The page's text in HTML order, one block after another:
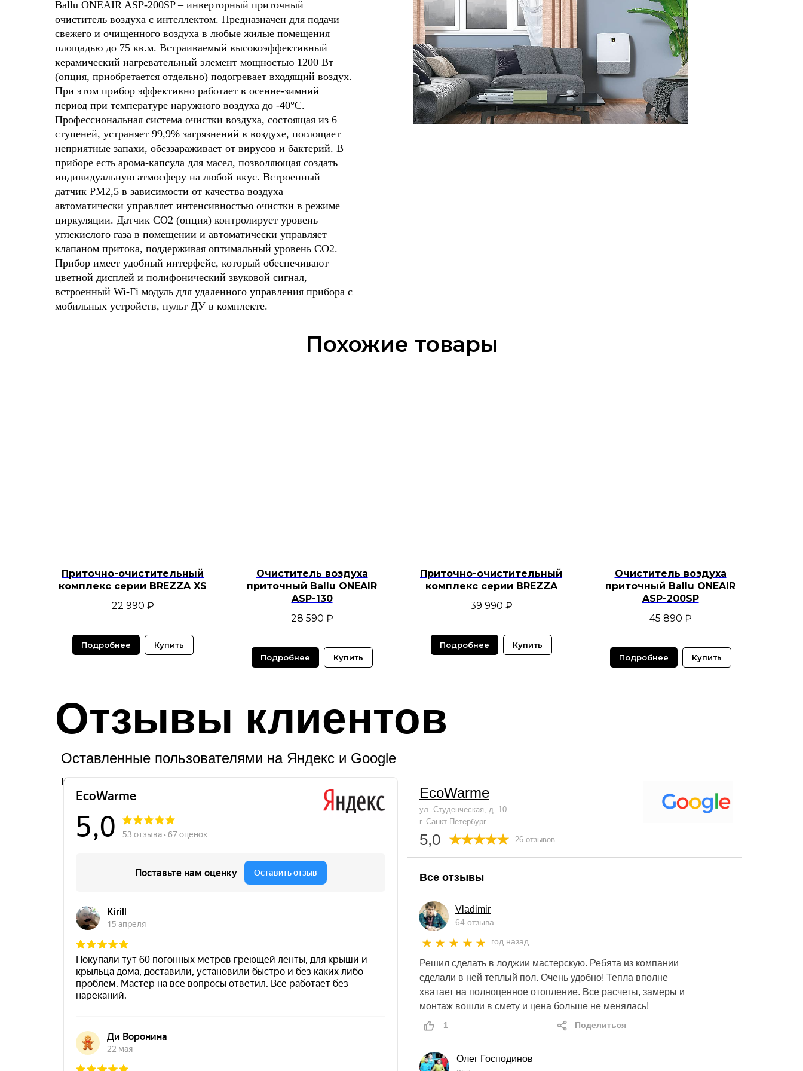
Ballu ONEAIR ASP-200SP – инверторный приточный
очиститель воздуха с интеллектом. Предназначен для подачи
свежего и очищенного воздуха в любые жилые помещения
площадью до 75 кв.м. Встраиваемый высокоэффективный
керамический нагревательный элемент мощностью 1200 Вт
(опция, приобретается отдельно) подогревает входящий воздух.
При этом прибор эффективно работает в осенне-зимний
период при температуре наружного воздуха до -40°С.
Профессиональная система очистки воздуха, состоящая из 6
ступеней, устраняет 99,9% загрязнений в воздухе, поглощает
неприятные запахи, обеззараживает от вирусов и бактерий. В
приборе есть арома-капсула для масел, позволяющая создать
индивидуальную атмосферу на любой вкус. Встроенный
датчик РМ2,5 в зависимости от качества воздуха
автоматически управляет интенсивностью очистки в режиме
циркуляции. Датчик CO2 (опция) контролирует уровень
углекислого газа в помещении и автоматически управляет
клапаном притока, поддерживая оптимальный уровень CO2.
Прибор имеет удобный интерфейс, который обеспечивают
цветной дисплей и полифонический звуковой сигнал,
встроенный Wi-Fi модуль для удаленного управления прибора с
мобильных устройств, пульт ДУ в комплекте.
Похожие товары
Приточно-очистительный
комплекс серии BREZZA XS
22 990 ₽
Подробнее Купить
Очиститель воздуха
приточный Ballu ONEAIR
ASP-130
28 590 ₽
Подробнее Купить
Приточно-очистительный
комплекс серии BREZZA
39 990 ₽
Подробнее Купить
Очиститель воздуха
приточный Ballu ONEAIR
ASP-200SP
45 890 ₽
Подробнее Купить
Отзывы клиентов
Оставленные пользователями на Яндекс и Google
картах.
5,0
ул. Студенческая, д. 10
г. Санкт-Петербург
EcoWarme
26 отзывов
Все отзывы
Vladimir
64 отзыва
год назад
Решил сделать в лоджии мастерскую. Ребята из компании
сделали в ней теплый пол. Очень удобно! Тепла вполне
хватает на полноценное отопление. Все расчеты, замеры и
монтаж вошли в смету и цена больше не менялась!
1 Поделиться
Олег Господинов